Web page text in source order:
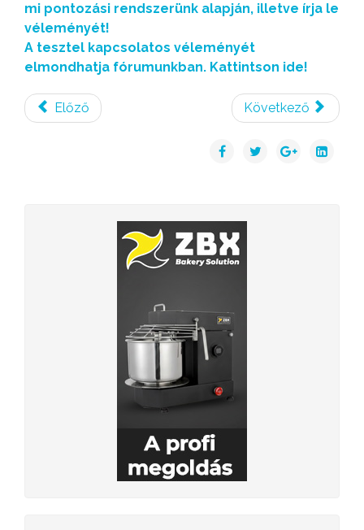
mi pontozási rendszerünk alapján, illetve írja le
véleményét!
A tesztel kapcsolatos véleményét
elmondhatja fórumunkban. Kattintson ide!
Előző Következő